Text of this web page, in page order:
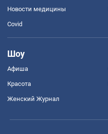
Новости медицины
Covid
Шоу
Афиша
Красота
Женский Журнал